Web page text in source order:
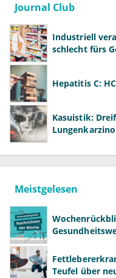
Journal Club
Industriell
schlecht fürs
Hepatitis C:
Kasuistik:
Meistgelesen
Teufel über